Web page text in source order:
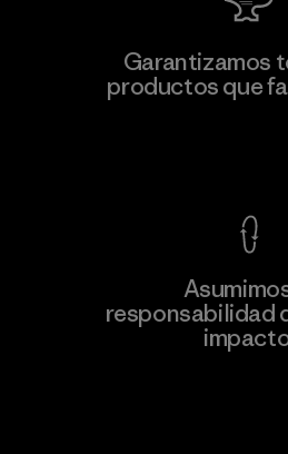
información
Youngone
Factory
Garantizamos
productos que
responsabilidad